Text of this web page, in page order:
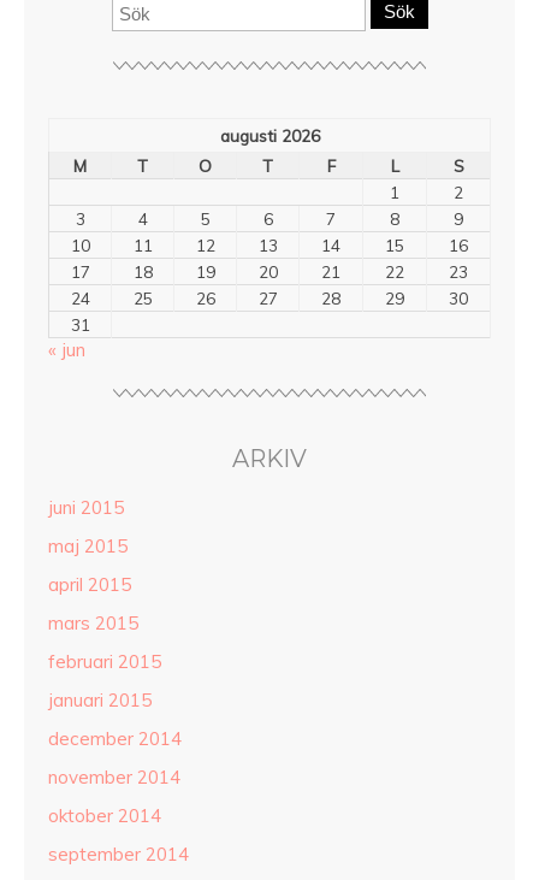
Sök
augusti 2026
M
T O T F L
S
1
2
3
4 5 6 7 8
9
10
11 12 13 14 15
16
17
18 19 20 21 22
23
24
25 26 27 28 29
30
31
« jun
ARKIV
juni 2015
maj 2015
april 2015
mars 2015
februari 2015
januari 2015
december 2014
november 2014
oktober 2014
september 2014